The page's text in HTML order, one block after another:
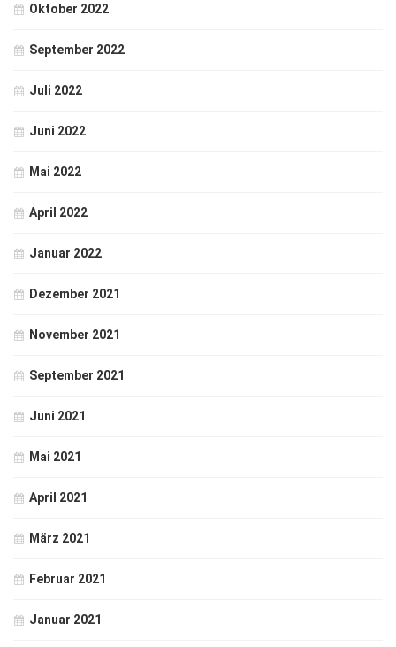
Oktober 2022
September 2022
Juli 2022
Juni 2022
Mai 2022
April 2022
Januar 2022
Dezember 2021
November 2021
September 2021
Juni 2021
Mai 2021
April 2021
März 2021
Februar 2021
Januar 2021